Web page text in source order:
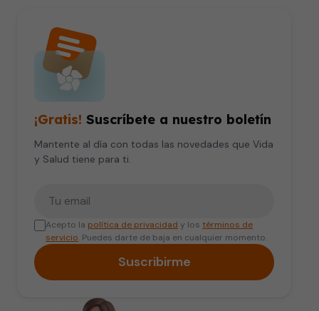
¡Gratis! Suscríbete a nuestro boletín
Mantente al día con todas las novedades que Vida
y Salud tiene para ti.
Acepto la política de privacidad y los términos de
servicio. Puedes darte de baja en cualquier momento.
Suscribirme